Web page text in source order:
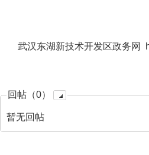
武汉东湖新技术开发区政务网
回帖（0）
暂无回帖